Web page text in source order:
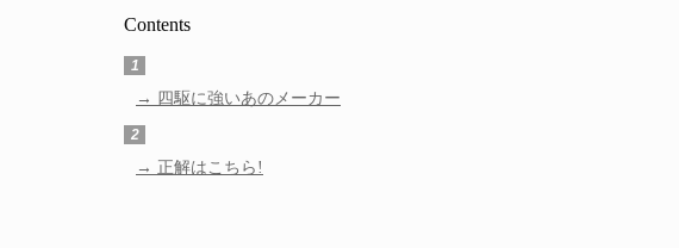
Contents
1
四駆に強いあのメーカー
2
正解はこちら!